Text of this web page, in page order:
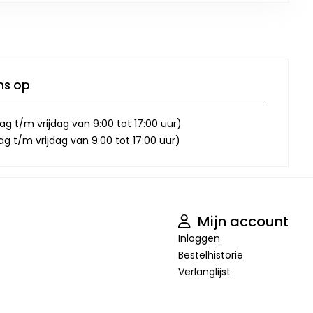
op
t/m vrijdag van 9:00 tot 17:00 uur)
t/m vrijdag van 9:00 tot 17:00 uur)
Mijn account
Inloggen
Bestelhistorie
Verlanglijst